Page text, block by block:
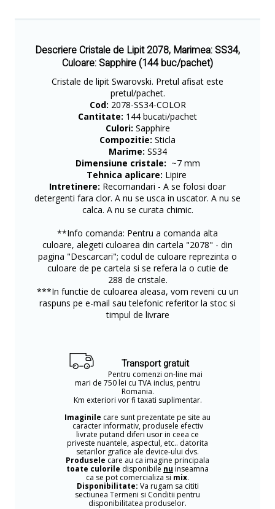
Descriere Cristale de Lipit 2078, Marimea: SS34,
Culoare: Sapphire (144 buc/pachet)
Cristale de lipit Swarovski. Pretul afisat este
pretul/pachet.
Cod: 2078-SS34-COLOR
Cantitate: 144 bucati/pachet
Culori: Sapphire
Compozitie: Sticla
Marime: SS34
Dimensiune cristale: ~7 mm
Tehnica aplicare: Lipire
Intretinere: Recomandari - A se folosi doar
detergenti fara clor. A nu se usca in uscator. A nu se
calca. A nu se curata chimic.
**Info comanda: Pentru a comanda alta
culoare, alegeti culoarea din cartela "2078" - din
pagina "Descarcari"; codul de culoare reprezinta o
culoare de pe cartela si se refera la o cutie de
288 de cristale.
***In functie de culoarea aleasa, vom reveni cu un
raspuns pe e-mail sau telefonic referitor la stoc si
timpul de livrare
Transport gratuit
Pentru comenzi on-line mai
mari de 750 lei cu TVA inclus, pentru
Romania.
Km exteriori vor fi taxati suplimentar.
Imaginile care sunt prezentate pe site au
caracter informativ, produsele efectiv
livrate putand diferi usor in ceea ce
priveste nuantele, aspectul, etc.. datorita
setarilor grafice ale device-ului dvs.
Produsele care au ca imagine principala
toate culorile disponibile nu inseamna
ca se pot comercializa si mix.
Disponibilitate: Va rugam sa cititi
sectiunea Termeni si Conditii pentru
disponibilitatea produselor.